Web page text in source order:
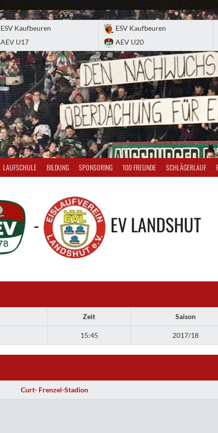
ESV Kaufbeuren
AEV U17
ESV Kaufbeuren
AEV U20
LAUFSCHULE BILDUNG SPONSORING 100 FREUNDE SCHLÄGERLAUF
- EV LANDSHUT
Zeit Saison
15:45 2017/18
Curt- Frenzel-Stadion